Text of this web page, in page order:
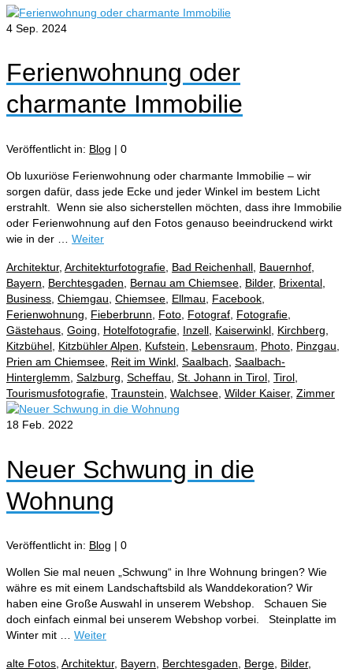
4 Sep. 2024
Ferienwohnung oder
charmante Immobilie
Veröffentlicht in: Blog | 0
Ob luxuriöse Ferienwohnung oder charmante Immobilie – wir
sorgen dafür, dass jede Ecke und jeder Winkel im bestem Licht
erstrahlt. ⁠ Wenn sie also sicherstellen möchten, dass ihre Immobilie
oder Ferienwohnung auf den Fotos genauso beeindruckend wirkt
wie in der … Weiter
Architektur, Architekturfotografie Bad Reichenhall Bauernhof
Bayern
Berchtesgaden Bernau am Chiemsee Bilder, Brixental
Business Chiemgau Chiemsee Ellmau Facebook
Ferienwohnung
Fieberbrunn Foto Fotograf Fotografie
Gästehaus Going Hotelfotografie Inzell Kaiserwinkl Kirchberg
Kitzbühel Kitzbühler Alpen Kufstein Lebensraum Photo Pinzgau
Prien am Chiemsee Reit im Winkl Saalbach Saalbach-
Hinterglemm Salzburg Scheffau St. Johann in Tirol Tirol
Tourismusfotografie Traunstein Walchsee Wilder Kaiser, Zimmer
18 Feb. 2022
Neuer Schwung in die
Wohnung
Veröffentlicht in: Blog | 0
Wollen Sie mal neuen „Schwung“ in Ihre Wohnung bringen? Wie
währe es mit einem Landschaftsbild als Wanddekoration? Wir
haben eine Große Auswahl in unserem Webshop. Schauen Sie
doch einfach einmal bei unserem Webshop vorbei. Steinplatte im
Winter mit … Weiter
alte Fotos Architektur, Bayern Berchtesgaden Berge Bilder,